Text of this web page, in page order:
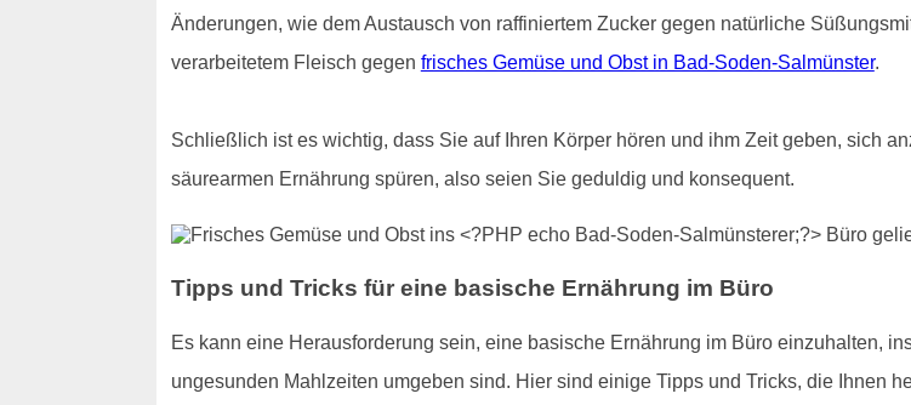
Änderungen, wie dem Austausch von raffiniertem Zucker gegen natürliche
verarbeitetem Fleisch gegen frisches Gemüse und Obst in Bad-Soden-Salmünster.
Schließlich ist es wichtig, dass Sie auf Ihren Körper hören und ihm Zeit geben, sich
säurearmen Ernährung spüren, also seien Sie geduldig und konsequent.
Tipps und Tricks für eine basische Ernährung im Büro
Es kann eine Herausforderung sein, eine basische Ernährung im Büro einzuhalten,
ungesunden Mahlzeiten umgeben sind. Hier sind einige Tipps und Tricks, die Ihnen